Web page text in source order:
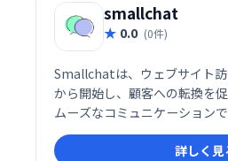
smallchat
0.0 (0件)
Smallchatは、ウェブサイト
から開始し、顧客への転換を
ムーズなコミュニケーション
め、リード獲得を支援します
セス数を売上につなげたい企業
詳しく見